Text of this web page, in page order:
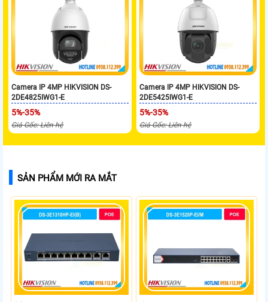
Camera IP 4MP HIKVISION DS-
2DE4825IWG1-E
5%-35%
Giá Gốc: Liên hệ
Camera IP 4MP HIKVISION DS-
2DE5425IWG1-E
5%-35%
Giá Gốc: Liên hệ
SẢN PHẨM MỚI RA MẮT